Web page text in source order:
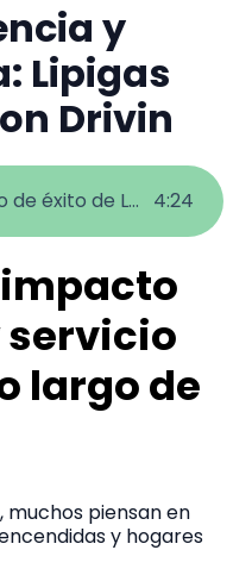
y
Lipigas
Drivin
Escucha aquí el caso de éxito de Lipigas 4:24
largo de
muchos piensan en
y hogares